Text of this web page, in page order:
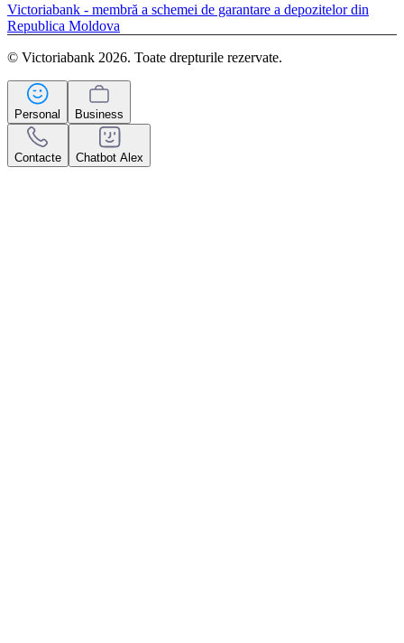
Victoriabank - membră a schemei de garantare a depozitelor din
Republica Moldova
© Victoriabank 2026. Toate drepturile rezervate.
Personal Business
Contacte Chatbot Alex